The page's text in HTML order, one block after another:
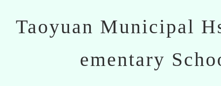
Taoyuan Municipal
ementary